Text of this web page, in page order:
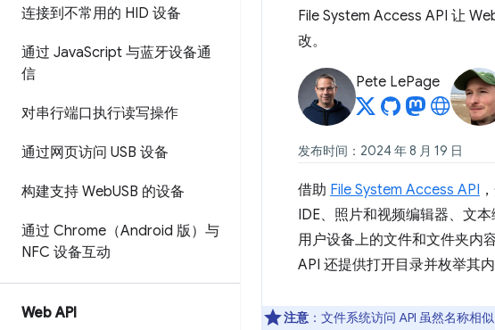
连接到不常用的 HID 设备
通过 JavaScript 与蓝牙设备通
信
对串行端口执行读写操作
通过网页访问 USB 设备
构建支持 WebUSB 的设备
通过 Chrome（Android 版）与
NFC 设备互动
Web API
File System Access API 让
改。
Pete LePage
发布时间：2024 年 8 月 19 日
借助 File System Access API
IDE、照片和视频编辑器、文
用户设备上的文件和文件夹内
API 还提供打开目录并枚举其内
注意 ：文件系统访问 API 虽然名称相